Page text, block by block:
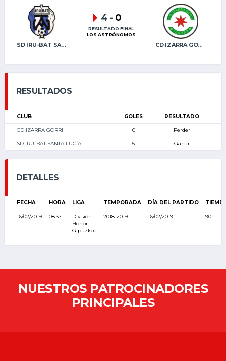
SD IRU-BAT SANTA LUCÍA CD IZARRA GORRI
4 - 0
RESULTADO FINAL
LOS ASTRÓNOMOS
RESULTADOS
CLUB GOLES RESULTADO
CD IZARRA GORRI 0 Perder
SD IRU-BAT SANTA LUCÍA 5 Ganar
DETALLES
FECHA HORA LIGA TEMPORADA DÍA DEL PARTIDO
16/02/2019 08:37
División
Honor
Gipuzkoa
2018-2019 16/02/2019 90'
NUESTROS PATROCINADORES
PRINCIPALES